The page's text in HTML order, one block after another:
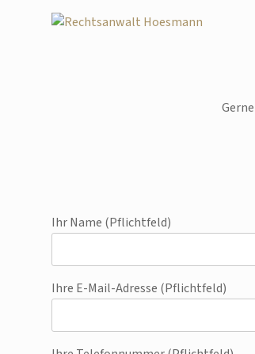
Ihr Name (Pflichtfeld)
Ihre E-Mail-Adresse (Pflichtfeld)